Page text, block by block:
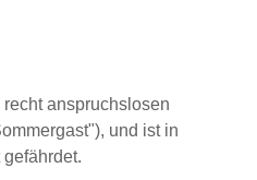
anspruchslosen
und ist in